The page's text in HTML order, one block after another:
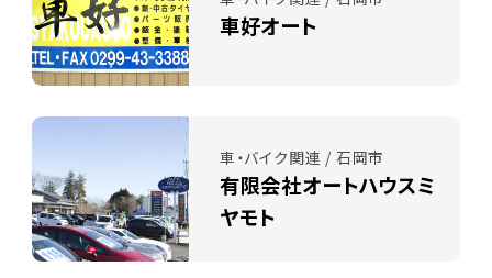
車好オート
車・バイク関連 / 石岡市
有限会社オートハウスミ
ヤモト